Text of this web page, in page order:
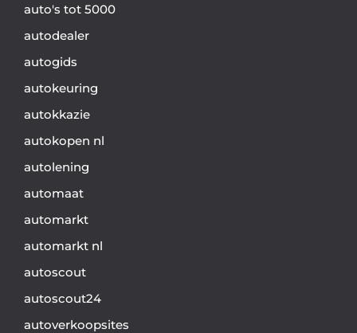
auto's tot 5000
autodealer
autogids
autokeuring
autokkazie
autokopen nl
autolening
automaat
automarkt
automarkt nl
autoscout
autoscout24
autoverkoopsites